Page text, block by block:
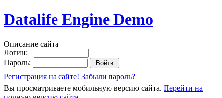
Datalife Engine Demo
Описание сайта
Логин:
Пароль:
Регистрация на сайте! Забыли пароль?
Вы просматриваете мобильную версию сайта. Перейти на